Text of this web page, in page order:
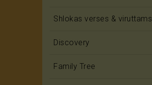
Shlokas verses & viruttams
Discovery
Family Tree